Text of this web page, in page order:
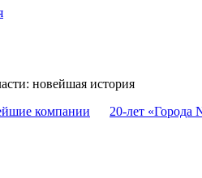
новейшая история
компании 20-лет «Города